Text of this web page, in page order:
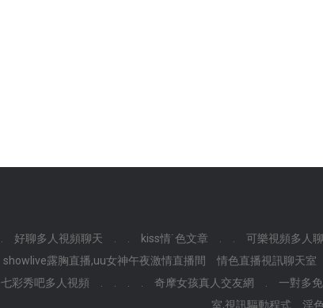
好聊多人視頻聊天 kiss情˙色文章 可樂視頻多人
showlive露胸直播,uu女神午夜激情直播間 情色直播視訊聊天室
七彩秀吧多人視頻 奇摩女孩真人交友網 一對多
室,視訊驅動程式
淫